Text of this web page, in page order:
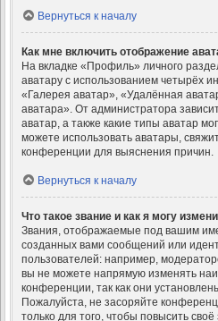
Вернуться к началу
Как мне включить отображение
На вкладке «Профиль» личного
аватару с использованием четырёх
«Галерея аватар», «Удалённая
аватара». От администратора
аватар, а также какие типы аватар
можете использовать аватары,
конференции для выяснения причин.
Вернуться к началу
Что такое звание и как я могу
Звания, отображаемые под вашим
созданных вами сообщений или
пользователей: например,
вы не можете напрямую изменять
конференции, так как они
Пожалуйста, не засоряйте
только для того, чтобы повысить